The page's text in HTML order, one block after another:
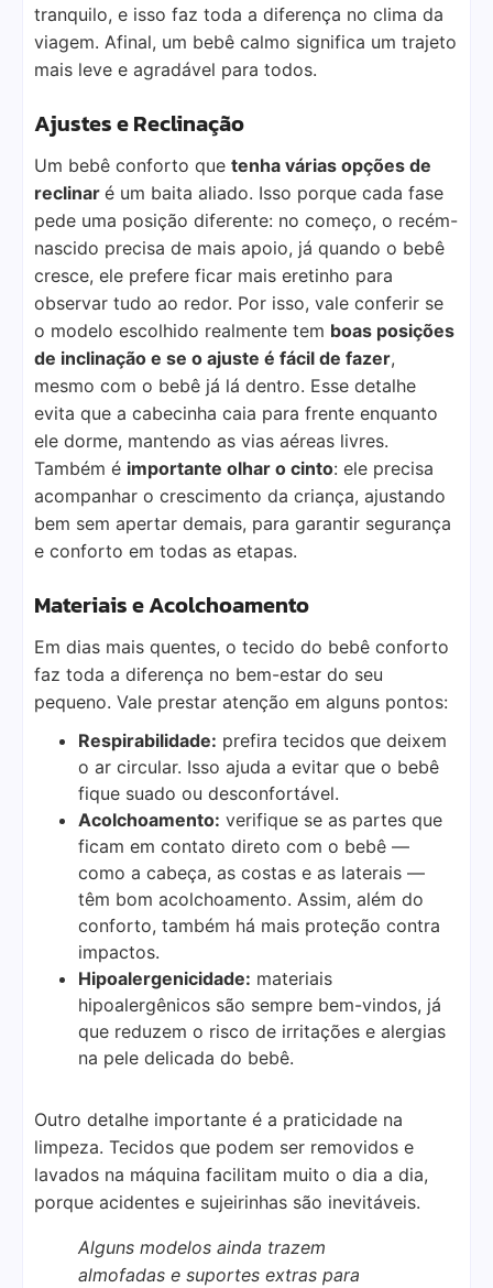
tranquilo, e isso faz toda a diferença no clima da
viagem. Afinal, um bebê calmo significa um trajeto
mais leve e agradável para todos.
Ajustes e Reclinação
Um bebê conforto que tenha várias opções de
reclinar é um baita aliado. Isso porque cada fase
pede uma posição diferente: no começo, o recém-
nascido precisa de mais apoio, já quando o bebê
cresce, ele prefere ficar mais eretinho para
observar tudo ao redor. Por isso, vale conferir se
o modelo escolhido realmente tem boas posições
de inclinação e se o ajuste é fácil de fazer,
mesmo com o bebê já lá dentro. Esse detalhe
evita que a cabecinha caia para frente enquanto
ele dorme, mantendo as vias aéreas livres.
Também é importante olhar o cinto: ele precisa
acompanhar o crescimento da criança, ajustando
bem sem apertar demais, para garantir segurança
e conforto em todas as etapas.
Materiais e Acolchoamento
Em dias mais quentes, o tecido do bebê conforto
faz toda a diferença no bem-estar do seu
pequeno. Vale prestar atenção em alguns pontos:
Respirabilidade: prefira tecidos que deixem
o ar circular. Isso ajuda a evitar que o bebê
fique suado ou desconfortável.
Acolchoamento: verifique se as partes que
ficam em contato direto com o bebê —
como a cabeça, as costas e as laterais —
têm bom acolchoamento. Assim, além do
conforto, também há mais proteção contra
impactos.
Hipoalergenicidade: materiais
hipoalergênicos são sempre bem-vindos, já
que reduzem o risco de irritações e alergias
na pele delicada do bebê.
Outro detalhe importante é a praticidade na
limpeza. Tecidos que podem ser removidos e
lavados na máquina facilitam muito o dia a dia,
porque acidentes e sujeirinhas são inevitáveis.
Alguns modelos ainda trazem
almofadas e suportes extras para